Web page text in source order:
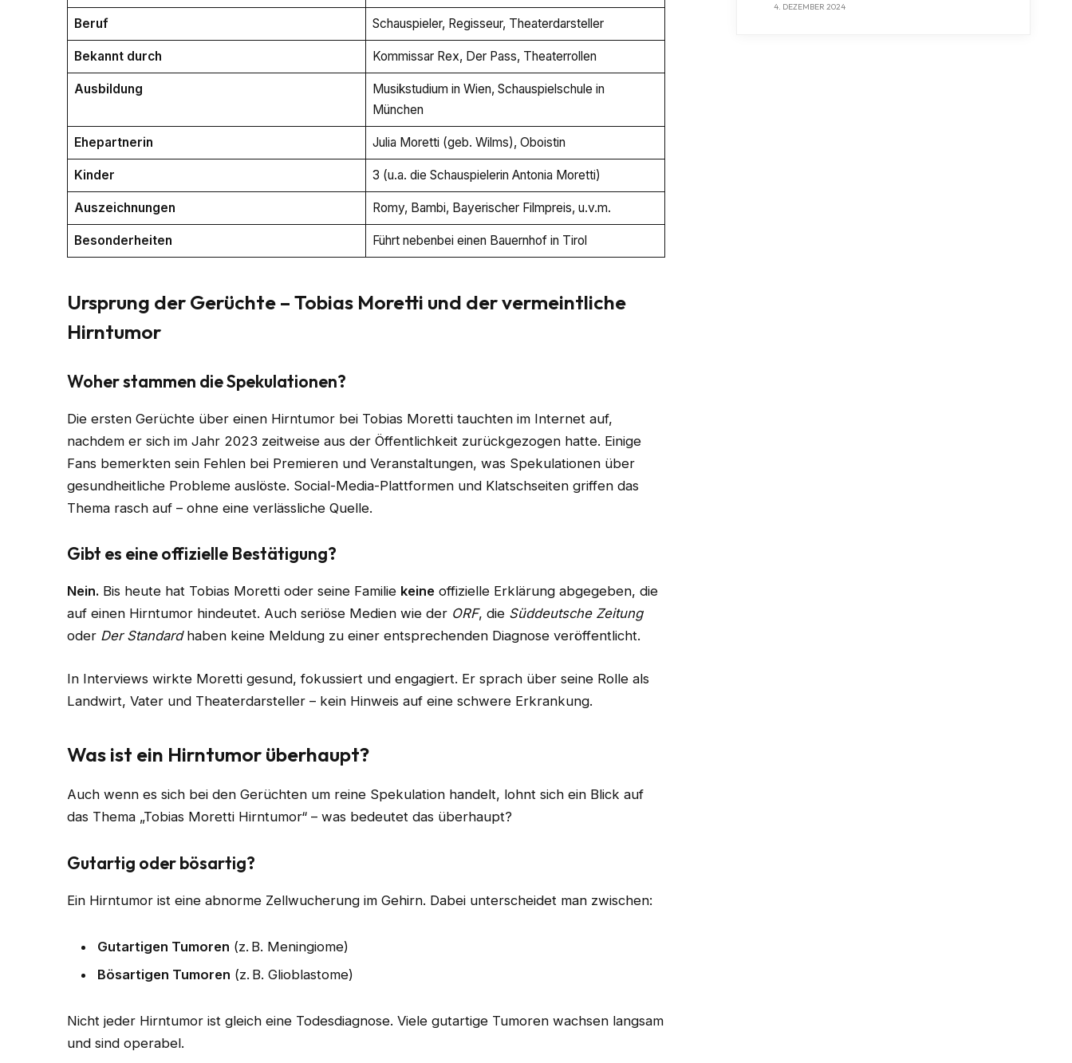
Beruf Schauspieler, Regisseur, Theaterdarsteller
Bekannt durch Kommissar Rex, Der Pass, Theaterrollen
Ausbildung
Musikstudium in Wien, Schauspielschule in
München
Ehepartnerin Julia Moretti (geb. Wilms), Oboistin
Kinder 3 (u.a. die Schauspielerin Antonia Moretti)
Auszeichnungen Romy, Bambi, Bayerischer Filmpreis, u.v.m.
Besonderheiten Führt nebenbei einen Bauernhof in Tirol
Ursprung der Gerüchte – Tobias Moretti und der vermeintliche
Hirntumor
Woher stammen die Spekulationen?
Die ersten Gerüchte über einen Hirntumor bei Tobias Moretti tauchten im Internet auf,
nachdem er sich im Jahr 2023 zeitweise aus der Öffentlichkeit zurückgezogen hatte. Einige
Fans bemerkten sein Fehlen bei Premieren und Veranstaltungen, was Spekulationen über
gesundheitliche Probleme auslöste. Social-Media-Plattformen und Klatschseiten griffen das
Thema rasch auf – ohne eine verlässliche Quelle.
Gibt es eine offizielle Bestätigung?
Nein. Bis heute hat Tobias Moretti oder seine Familie keine offizielle Erklärung abgegeben, die
auf einen Hirntumor hindeutet. Auch seriöse Medien wie der ORF, die Süddeutsche Zeitung
oder Der Standardhaben keine Meldung zu einer entsprechenden Diagnose veröffentlicht.
In Interviews wirkte Moretti gesund, fokussiert und engagiert. Er sprach über seine Rolle als
Landwirt, Vater und Theaterdarsteller – kein Hinweis auf eine schwere Erkrankung.
Was ist ein Hirntumor überhaupt?
Auch wenn es sich bei den Gerüchten um reine Spekulation handelt, lohnt sich ein Blick auf
das Thema „Tobias Moretti Hirntumor“ – was bedeutet das überhaupt?
Gutartig oder bösartig?
Ein Hirntumor ist eine abnorme Zellwucherung im Gehirn. Dabei unterscheidet man zwischen:
Gutartigen Tumoren (z. B. Meningiome)
Bösartigen Tumoren (z. B. Glioblastome)
Nicht jeder Hirntumor ist gleich eine Todesdiagnose. Viele gutartige Tumoren wachsen langsam
und sind operabel.
4. DEZEMBER 2024